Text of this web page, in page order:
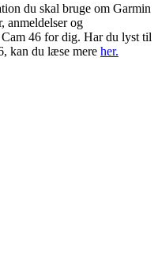
du skal bruge om Garmin
anmeldelser og
46 for dig. Har du lyst til
kan du læse mere her.